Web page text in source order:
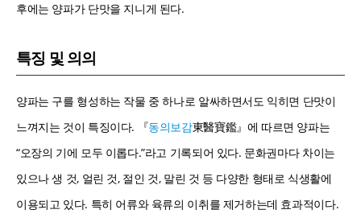
후에는 양파가 단맛을 지니게 된다.
특징 및 의의
양파는 구를 형성하는 작물 중 하나로 알싸하면서도 익히면 단맛이
느껴지는 것이 특징이다. 『동의보감東醫寶鑑』에 따르면 양파는
“오장의 기에 모두 이롭다.”라고 기록되어 있다. 문화권마다 차이는
있으나 생 것, 얼린 것, 절인 것, 말린 것 등 다양한 형태로 식생활에
이용되고 있다. 특히 어류와 육류의 이취를 제거하는데 효과적이다.